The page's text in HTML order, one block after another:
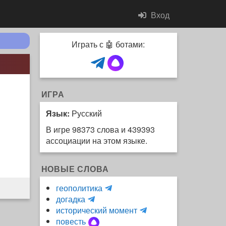
Вход
Играть с 🤖 ботами:
ИГРА
Язык: Русский
В игре 98373 слова и 439393
ассоциации на этом языке.
НОВЫЕ СЛОВА
геополитика
H
d
догадка
m
a
r
исторический момент
и
повесть